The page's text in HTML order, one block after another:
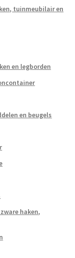
tuinmeubilair en
en legborden
en beugels
haken,